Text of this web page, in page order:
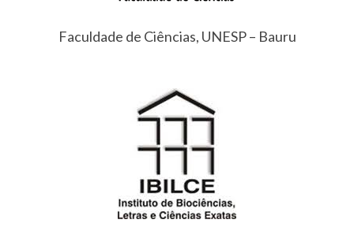
Faculdade de Ciências, UNESP – Bauru